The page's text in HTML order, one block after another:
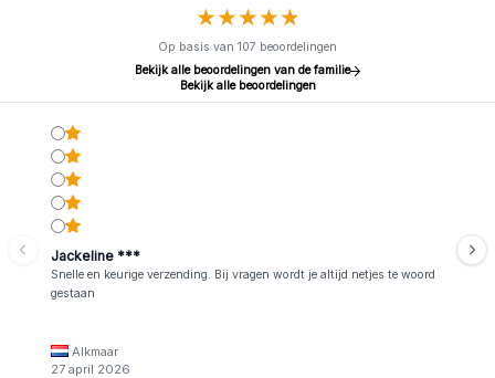
★★★★★
★★★★★
Op basis van 107 beoordelingen
Bekijk alle beoordelingen van de familie
Bekijk alle beoordelingen
Jackeline ***
Snelle en keurige verzending. Bij vragen wordt je altijd netjes te woord
gestaan
Alkmaar
27 april 2026